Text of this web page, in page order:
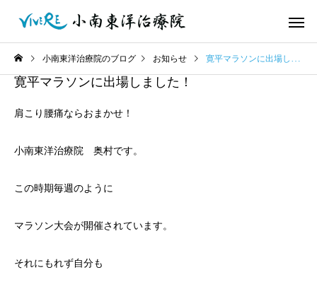
小南東洋治療院のブログ お知らせ 寛平マラソンに出場しました！
寛平マラソンに出場しました！
肩こり腰痛ならおまかせ！
小南東洋治療院 奥村です。
この時期毎週のように
マラソン大会が開催されています。
それにもれず自分も